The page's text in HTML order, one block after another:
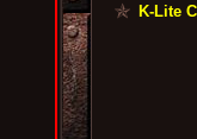
K-Lite